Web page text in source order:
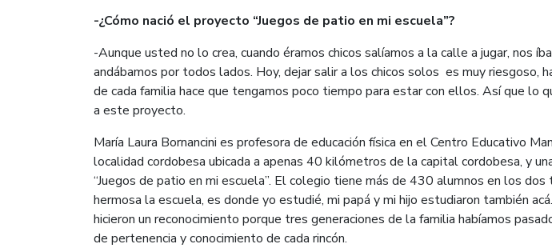
-¿Cómo nació el proyecto “Juegos de patio en mi escuela”?
-Aunque usted no lo crea, cuando éramos chicos salíamos a la calle a jugar, nos
andábamos por todos lados. Hoy, dejar salir a los chicos solos es muy riesgoso,
de cada familia hace que tengamos poco tiempo para estar con ellos. Así que lo
a este proyecto.
María Laura Bornancini es profesora de educación física en el Centro Educativo
localidad cordobesa ubicada a apenas 40 kilómetros de la capital cordobesa, y
“Juegos de patio en mi escuela”. El colegio tiene más de 430 alumnos en los dos
hermosa la escuela, es donde yo estudié, mi papá y mi hijo estudiaron también
hicieron un reconocimiento porque tres generaciones de la familia habíamos
de pertenencia y conocimiento de cada rincón.